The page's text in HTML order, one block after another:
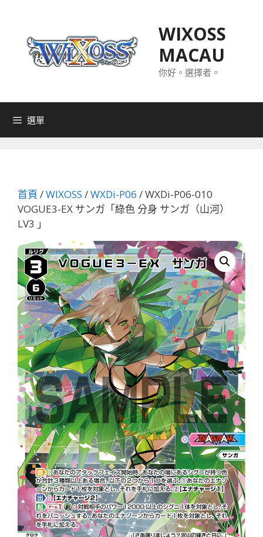
WIXOSS
MACAU
你好。選擇者。
選單
首頁 /WIXOSS /WXDi-P06 / WXDi-P06-010
VOGUE3-EX サンガ「綠色 分身 サンガ（山河）
LV3 」